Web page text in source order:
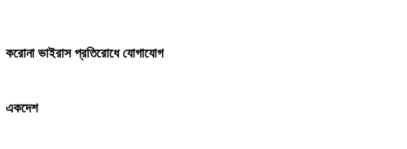
করোনা ভাইরাস প্রতিরোধে যোগাযোগ
একদেশ